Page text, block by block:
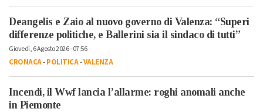
Deangelis e Zaio al nuovo governo di Valenza: “Superi
differenze politiche, e Ballerini sia il sindaco di tutti”
Giovedì, 6 Agosto 2026 - 07:56
CRONACA-POLITICA-VALENZA
Incendi, il Wwf lancia l’allarme: roghi anomali anche
in Piemonte